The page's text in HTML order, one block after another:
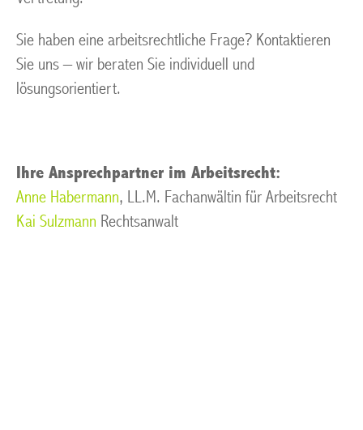
Sie haben eine arbeitsrechtliche Frage? Kontaktieren
Sie uns – wir beraten Sie individuell und
lösungsorientiert.
Ihre Ansprechpartner im Arbeitsrecht:
Anne Habermann, LL.M. Fachanwältin für Arbeitsrecht
Kai Sulzmann Rechtsanwalt